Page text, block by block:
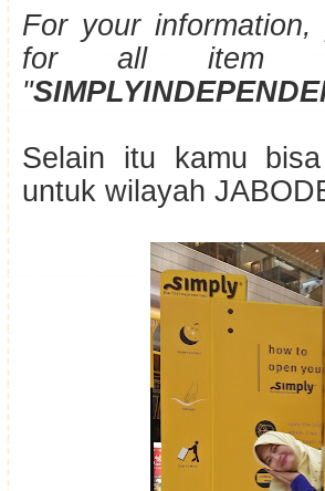
For your
for all item
"
Selain itu kamu
untuk wilayah